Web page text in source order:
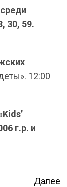
30, 59.
12:00
г.р. и
Далее